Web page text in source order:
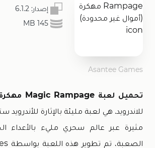
إصدار: 6.1.2
145 MB
Asantee Games
تحميل لعبة Magic Rampage مهكرة
للاندرويد. هي لعبة مليئة بالإثارة
مثيرة عبر عالم سحري مليء بالأعداء